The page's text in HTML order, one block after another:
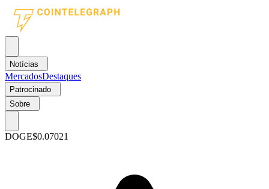
Notícias
MercadosDestaques
Patrocinado
Sobre
DOGE$0.07021